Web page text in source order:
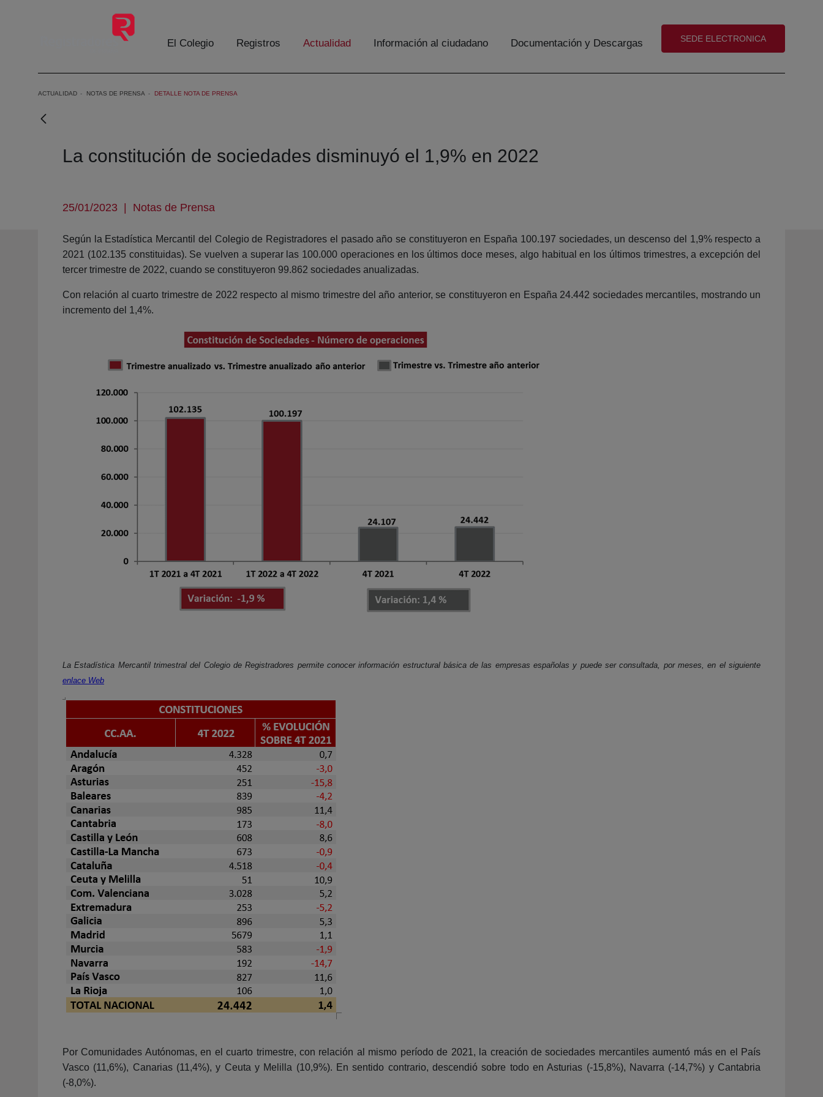
El Colegio Registros Actualidad Información al ciudadano Documentación y Descargas (abre en nueva ventana)
SEDE ELECTRONICA
ACTUALIDAD NOTAS DE PRENSA DETALLE NOTA DE PRENSA
La constitución de sociedades disminuyó el 1,9% en 2022
25/01/2023 | Notas de Prensa
Según la Estadística Mercantil del Colegio de Registradores el pasado año se constituyeron en España 100.197 sociedades, un descenso del 1,9% respecto a
2021 (102.135 constituidas). Se vuelven a superar las 100.000 operaciones en los últimos doce meses, algo habitual en los últimos trimestres, a excepción del
tercer trimestre de 2022, cuando se constituyeron 99.862 sociedades anualizadas.
Con relación al cuarto trimestre de 2022 respecto al mismo trimestre del año anterior, se constituyeron en España 24.442 sociedades mercantiles, mostrando un
incremento del 1,4%.
La Estadística Mercantil trimestral del Colegio de Registradores permite conocer información estructural básica de las empresas españolas y puede ser consultada, por meses, en el siguiente
enlace Web
Por Comunidades Autónomas, en el cuarto trimestre, con relación al mismo período de 2021, la creación de sociedades mercantiles aumentó más en el País
Vasco (11,6%), Canarias (11,4%), y Ceuta y Melilla (10,9%). En sentido contrario, descendió sobre todo en Asturias (-15,8%), Navarra (-14,7%) y Cantabria
(-8,0%).